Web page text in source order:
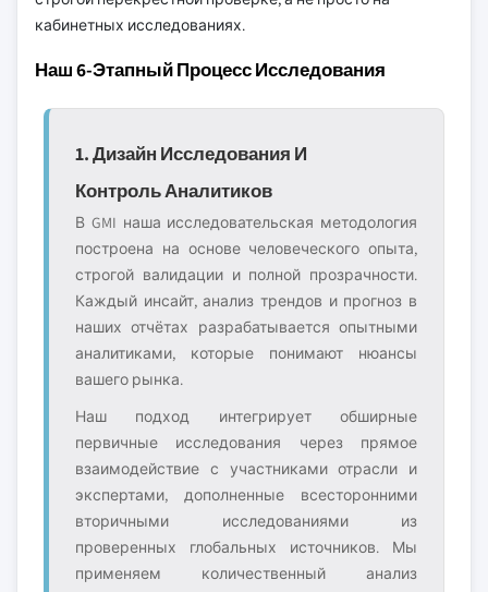
кабинетных исследованиях.
Наш 6-Этапный Процесс Исследования
1. Дизайн Исследования И
Контроль Аналитиков
В GMI наша исследовательская методология
построена на основе человеческого опыта,
строгой валидации и полной прозрачности.
Каждый инсайт, анализ трендов и прогноз в
наших отчётах разрабатывается опытными
аналитиками, которые понимают нюансы
вашего рынка.
Наш подход интегрирует обширные
первичные исследования через прямое
взаимодействие с участниками отрасли и
экспертами, дополненные всесторонними
вторичными исследованиями из
проверенных глобальных источников. Мы
применяем количественный анализ